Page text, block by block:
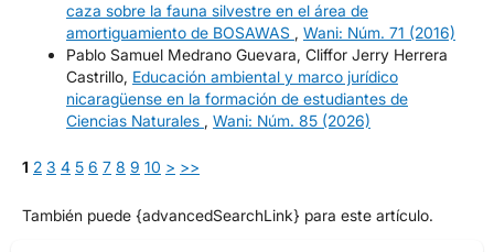
caza sobre la fauna silvestre en el área de
amortiguamiento de BOSAWAS , Wani: Núm. 71 (2016)
Pablo Samuel Medrano Guevara, Cliffor Jerry Herrera
Castrillo, Educación ambiental y marco jurídico
nicaragüense en la formación de estudiantes de
Ciencias Naturales , Wani: Núm. 85 (2026)
1 2 3 4 5 6 7 8 9 10 > >>
También puede {advancedSearchLink} para este artículo.